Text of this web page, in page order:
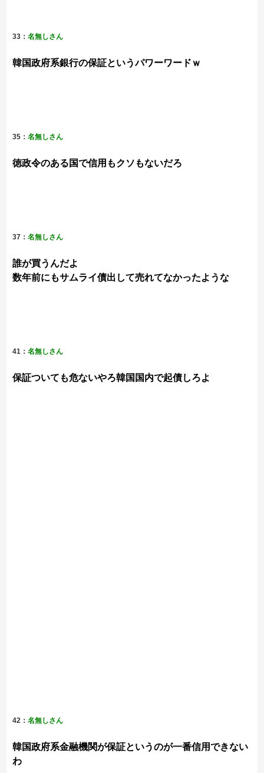
33：名無しさん
韓国政府系銀行の保証というパワーワードｗ
35：名無しさん
徳政令のある国で信用もクソもないだろ
37：名無しさん
誰が買うんだよ
数年前にもサムライ債出して売れてなかったような
41：名無しさん
保証ついても危ないやろ韓国国内で起債しろよ
42：名無しさん
韓国政府系金融機関が保証というのが一番信用できない
わ